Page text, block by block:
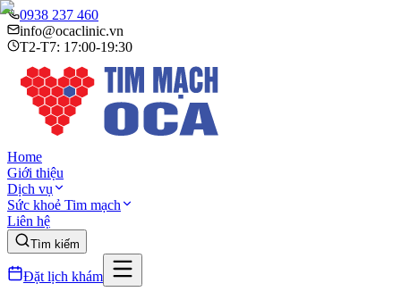
0938 237 460
info@ocaclinic.vn
T2-T7: 17:00-19:30
Home
Giới thiệu
Dịch vụ
Sức khoẻ Tim mạch
Liên hệ
Tìm kiếm
Đặt lịch khám